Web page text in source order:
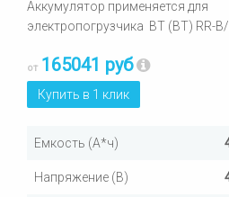
Аккумулятор применяется для
электропогрузчика BT (ВТ) RR-
от 165041 руб
Купить в 1 клик
Емкость (А*ч)
Напряжение (В)